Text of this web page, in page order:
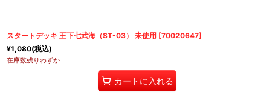
スタートデッキ 王下七武海（ST-03） 未使用 [70020647]
¥1,080(税込)
在庫数残りわずか
カートに入れる